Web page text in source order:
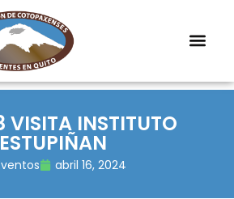
VISITA INSTITUTO
ESTUPIÑAN
abril 16, 2024